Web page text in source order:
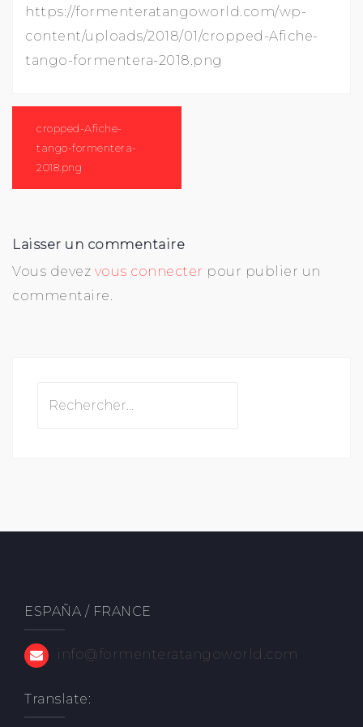
https://formenteratangoworld.com/wp-
content/uploads/2018/01/cropped-Afiche-
tango-formentera-2018.png
l’article
cropped-Afiche-
tango-formentera-
2018.png
Laisser un commentaire
Vous devez vous connecter pour publier un
commentaire.
ESPAÑA / FRANCE
info@formenteratangoworld.com
Translate: